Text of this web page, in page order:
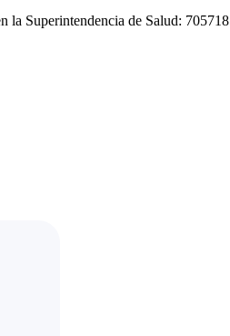
la Superintendencia de Salud: 705718